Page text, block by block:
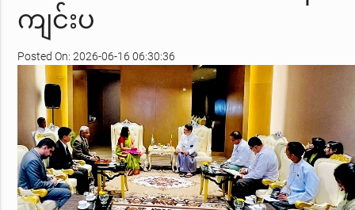
ကျင်းပ
Posted On: 2026-06-16 06:30:36